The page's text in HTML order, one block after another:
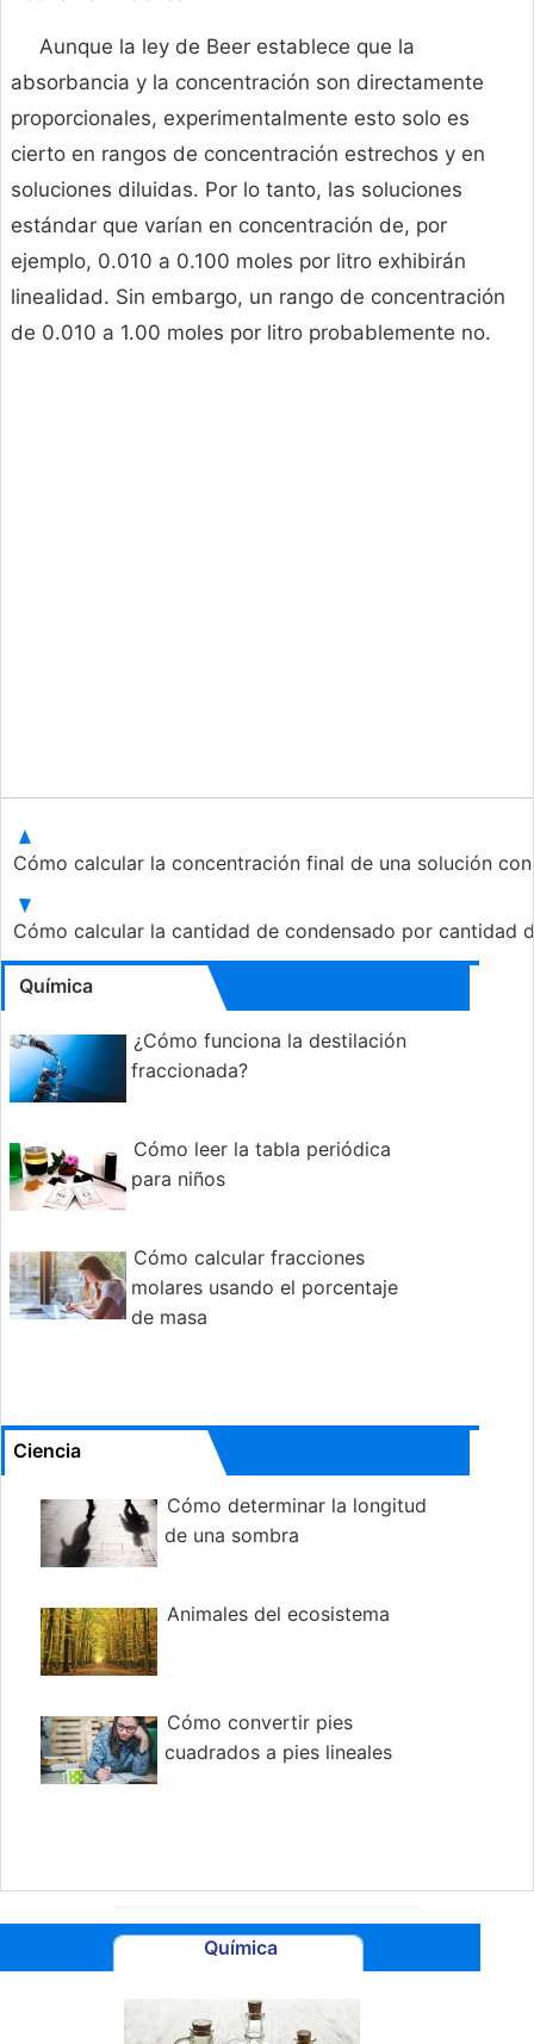
Aunque la ley de Beer establece que la
absorbancia y la concentración son directamente
proporcionales, experimentalmente esto solo es
cierto en rangos de concentración estrechos y en
soluciones diluidas. Por lo tanto, las soluciones
estándar que varían en concentración de, por
ejemplo, 0.010 a 0.100 moles por litro exhibirán
linealidad. Sin embargo, un rango de concentración
de 0.010 a 1.00 moles por litro probablemente no.
Cómo calcular la concentración final de una solución
Cómo calcular la cantidad de condensado por cantidad
Química
¿Cómo funciona la destilación
fraccionada?
Cómo leer la tabla periódica
para niños
Cómo calcular fracciones
molares usando el porcentaje
de masa
Ciencia
Cómo determinar la longitud
de una sombra
Animales del ecosistema
Cómo convertir pies
cuadrados a pies lineales
Química